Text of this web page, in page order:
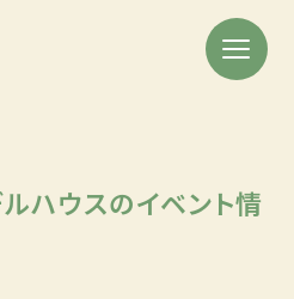
ハウスのイベント情